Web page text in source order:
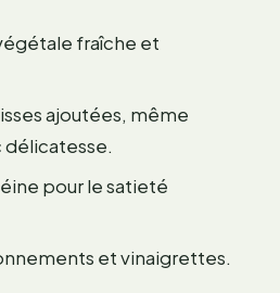
fraîche et
ajoutées, même
délicatesse.
pour le satieté
et vinaigrettes.